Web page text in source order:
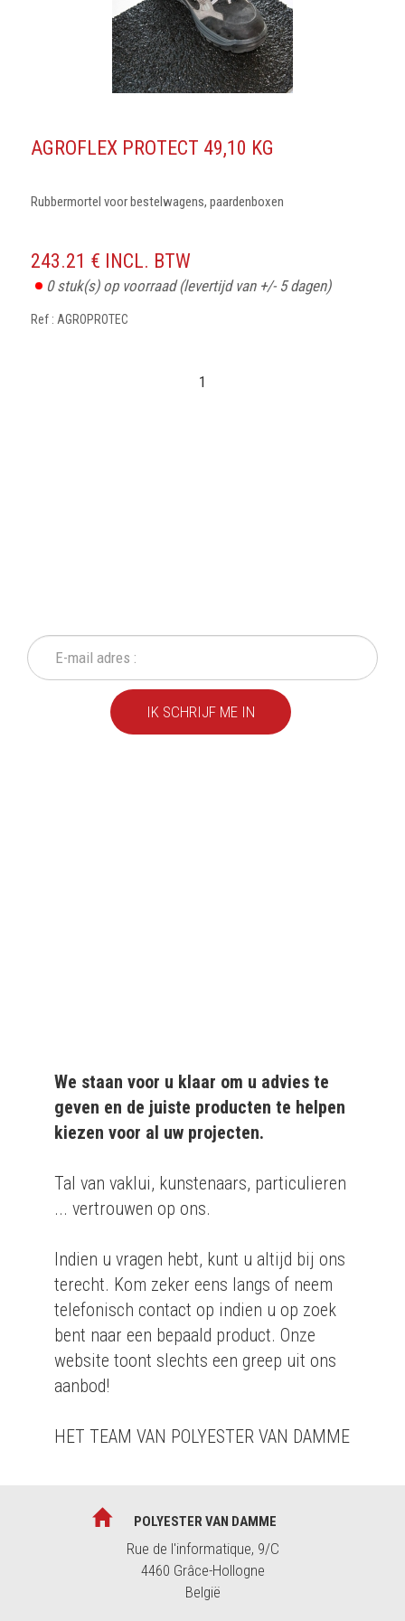
AGROFLEX PROTECT 49,10 KG
Rubbermortel voor bestelwagens, paardenboxen
243.21 € INCL. BTW
0stuk(s) op voorraad(levertijd van +/- 5 dagen)
Ref : AGROPROTEC
1
IK SCHRIJF ME IN
We staan voor u klaar om u advies te
geven en de juiste producten te helpen
kiezen voor al uw projecten.
Tal van vaklui, kunstenaars, particulieren
... vertrouwen op ons.
Indien u vragen hebt, kunt u altijd bij ons
terecht. Kom zeker eens langs of neem
telefonisch contact op indien u op zoek
bent naar een bepaald product. Onze
website toont slechts een greep uit ons
aanbod!
HET TEAM VAN POLYESTER VAN DAMME
POLYESTER VAN DAMME
Rue de l'informatique, 9/C
4460 Grâce-Hollogne
België